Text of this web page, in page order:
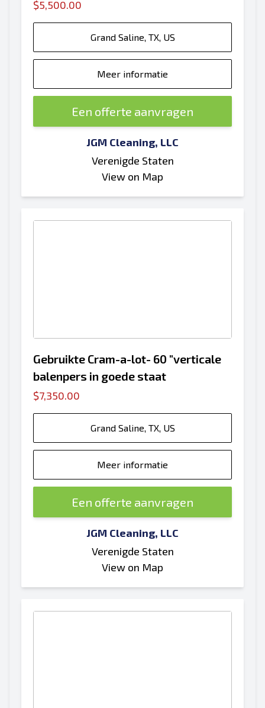
$5,500.00
Grand Saline, TX, US
Meer informatie
Een offerte aanvragen
JGM Cleaning, LLC
Verenigde Staten
View on Map
Gebruikte Cram-a-lot- 60 "verticale
balenpers in goede staat
$7,350.00
Grand Saline, TX, US
Meer informatie
Een offerte aanvragen
JGM Cleaning, LLC
Verenigde Staten
View on Map